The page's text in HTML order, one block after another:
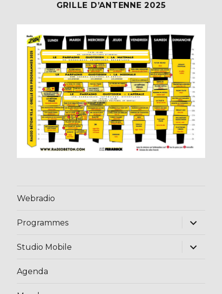
GRILLE D’ANTENNE 2025
Webradio
Programmes
ouvrir
menu
Studio Mobile
ouvrir
Agenda